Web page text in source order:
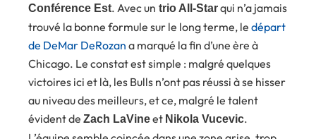
Conférence Est. Avec un trio All-Starqui n’a jamais
trouvé la bonne formule sur le long terme, le départ
de DeMar DeRozan a marqué la fin d’une ère à
Chicago. Le constat est simple : malgré quelques
victoires ici et là, les Bulls n’ont pas réussi à se hisser
au niveau des meilleurs, et ce, malgré le talent
évident de Zach LaVineet Nikola Vucevic.